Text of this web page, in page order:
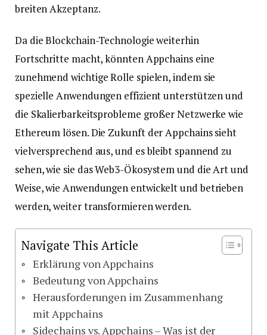
breiten Akzeptanz.
Da die Blockchain-Technologie weiterhin
Fortschritte macht, könnten Appchains eine
zunehmend wichtige Rolle spielen, indem sie
spezielle Anwendungen effizient unterstützen und
die Skalierbarkeitsprobleme großer Netzwerke wie
Ethereum lösen. Die Zukunft der Appchains sieht
vielversprechend aus, und es bleibt spannend zu
sehen, wie sie das Web3-Ökosystem und die Art und
Weise, wie Anwendungen entwickelt und betrieben
werden, weiter transformieren werden.
Navigate This Article
Erklärung von Appchains
Bedeutung von Appchains
Herausforderungen im Zusammenhang
mit Appchains
Sidechains vs. Appchains – Was ist der